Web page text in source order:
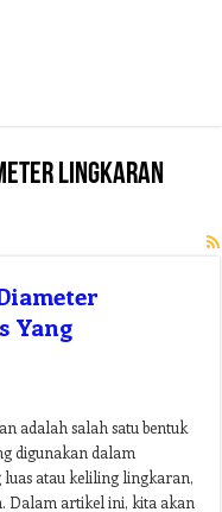
lingkaran
Yang
adalah salah satu bentuk
digunakan dalam
atau keliling lingkaran,
Dalam artikel ini, kita akan